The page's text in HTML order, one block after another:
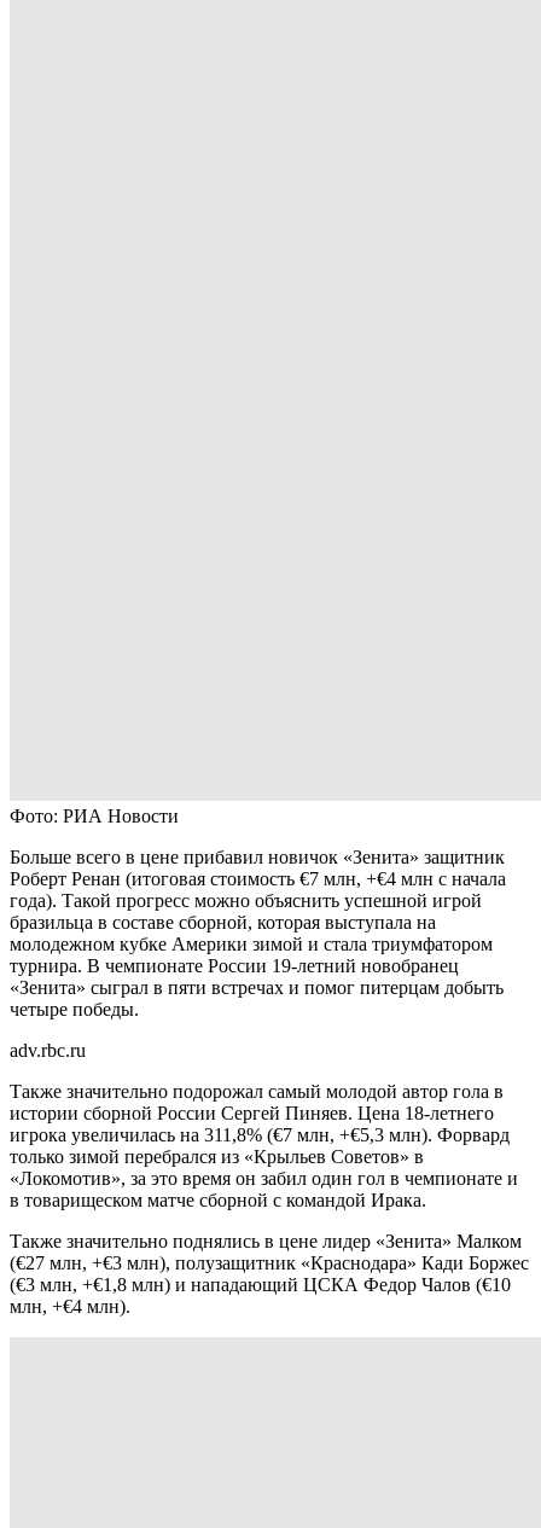
Фото: РИА Новости
Больше всего в цене прибавил новичок «Зенита» защитник
Роберт Ренан (итоговая стоимость €7 млн, +€4 млн с начала
года). Такой прогресс можно объяснить успешной игрой
бразильца в составе сборной, которая выступала на
молодежном кубке Америки зимой и стала триумфатором
турнира. В чемпионате России 19-летний новобранец
«Зенита» сыграл в пяти встречах и помог питерцам добыть
четыре победы.
adv.rbc.ru
Также значительно подорожал самый молодой автор гола в
истории сборной России Сергей Пиняев. Цена 18-летнего
игрока увеличилась на 311,8% (€7 млн, +€5,3 млн). Форвард
только зимой перебрался из «Крыльев Советов» в
«Локомотив», за это время он забил один гол в чемпионате и
в товарищеском матче сборной с командой Ирака.
Также значительно поднялись в цене лидер «Зенита» Малком
(€27 млн, +€3 млн), полузащитник «Краснодара» Кади Боржес
(€3 млн, +€1,8 млн) и нападающий ЦСКА Федор Чалов (€10
млн, +€4 млн).